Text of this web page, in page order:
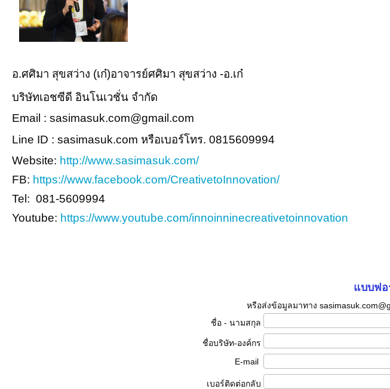
อ.ศศิมา สุขสว่าง (เก๋)อาจารย์ศศิมา สุขสว่าง -อ.เก๋
บริษัทเอชซีดี อินโนเวชั่น จำกัด
Email : sasimasuk.com@gmail.com
Line ID : sasimasuk.com หรือเบอร์โทร. 0815609994
Website: http://www.sasimasuk.com/
FB: https://www.facebook.com/CreativetoInnovation/
Tel: 081-5609994
Youtube: https://www.youtube.com/innoinninecreativetoinnovation
แบบฟ
หรือส่งข้อมูลมาทาง
ชื่อ - นามสกุล
ชื่อบริษัท-องค์กร
E-mail
เบอร์ติดต่อกลับ